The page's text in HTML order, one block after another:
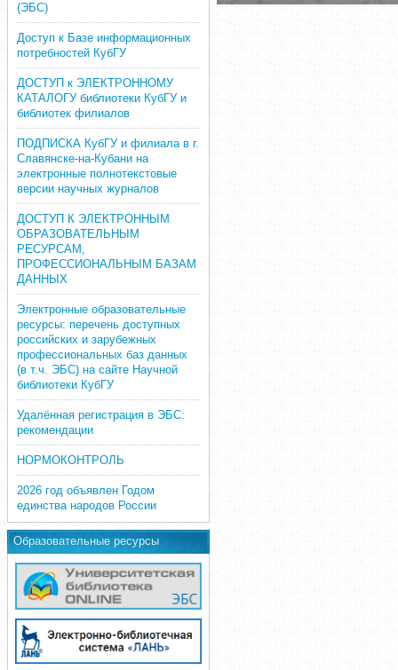
(ЭБС)
Доступ к Базе информационных
потребностей КубГУ
ДОСТУП к ЭЛЕКТРОННОМУ
КАТАЛОГУ библиотеки КубГУ и
библиотек филиалов
ПОДПИСКА КубГУ и филиала в г.
Славянске-на-Кубани на
электронные полнотекстовые
версии научных журналов
ДОСТУП К ЭЛЕКТРОННЫМ
ОБРАЗОВАТЕЛЬНЫМ
РЕСУРСАМ,
ПРОФЕССИОНАЛЬНЫМ БАЗАМ
ДАННЫХ
Электронные образовательные
ресурсы: перечень доступных
российских и зарубежных
профессиональных баз данных
(в т.ч. ЭБС) на сайте Научной
библиотеки КубГУ
Удалённая регистрация в ЭБС:
рекомендации
НОРМОКОНТРОЛЬ
2026 год объявлен Годом
единства народов России
Образовательные ресурсы